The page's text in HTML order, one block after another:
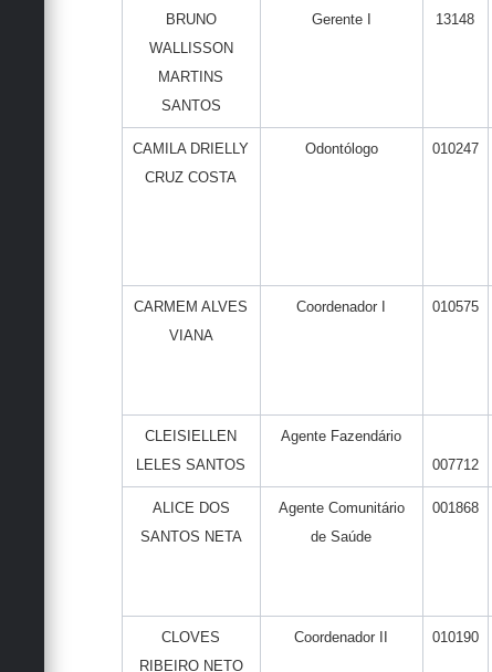
BRUNO
WALLISSON
MARTINS
SANTOS
Gerente I 13148
CAMILA DRIELLY
CRUZ COSTA
Odontólogo 010247
CARMEM ALVES
VIANA
Coordenador I 010575
CLEISIELLEN
LELES SANTOS
Agente Fazendário
007712
ALICE DOS
SANTOS NETA
Agente Comunitário
de Saúde
001868
CLOVES
RIBEIRO NETO
Coordenador II 010190